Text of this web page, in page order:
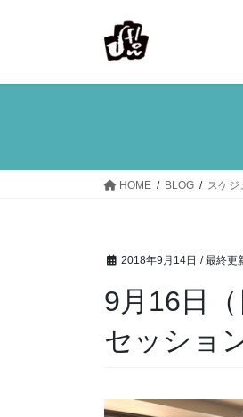
HOME BLOG スケジ
2018年9月14日 / 最終更
9月16日
セッショ